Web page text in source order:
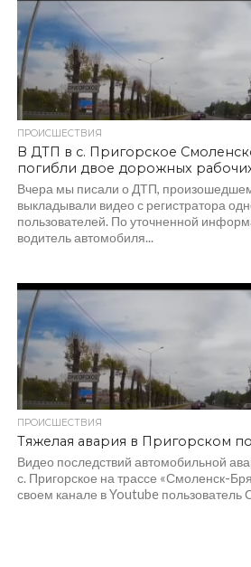
ПРОИСШЕСТВИЯ
В ДТП в с. Пригорское
погибли двое дорожных
Вчера мы писали о ДТП,
выкладывали видео с регистратора
пользователей. По уточненной
водитель автомобиля...
ПРОИСШЕСТВИЯ
Тяжелая авария в Пригорском
Видео последствий автомобильной
с. Пригорское на трассе «Смоленск-
своем канале в Youtube пользователь